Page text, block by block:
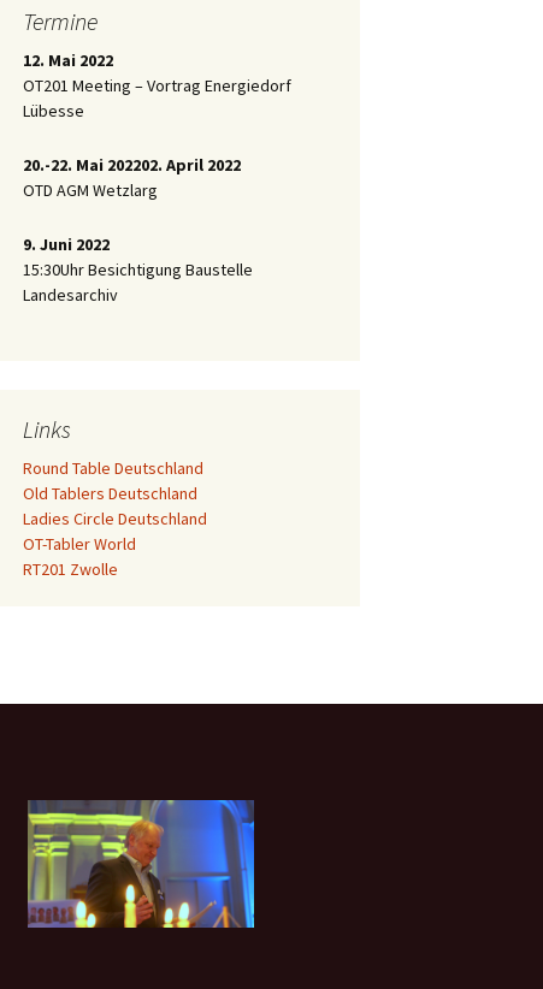
Termine
12. Mai 2022
OT201 Meeting – Vortrag Energiedorf
Lübesse
20.-22. Mai 202202. April 2022
OTD AGM Wetzlarg
9. Juni 2022
15:30Uhr Besichtigung Baustelle
Landesarchiv
Links
Round Table Deutschland
Old Tablers Deutschland
Ladies Circle Deutschland
OT-Tabler World
RT201 Zwolle